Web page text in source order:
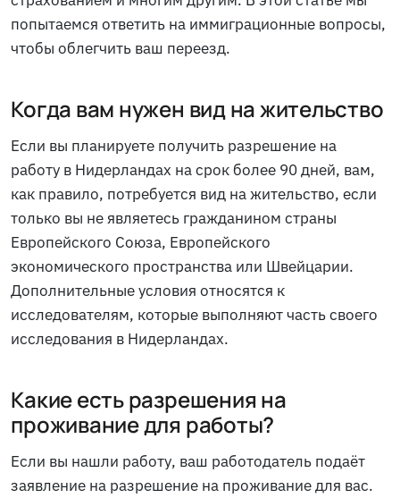
попытаемся ответить на иммиграционные вопросы,
чтобы облегчить ваш переезд.
Когда вам нужен вид на жительство
Если вы планируете получить разрешение на
работу в Нидерландах на срок более 90 дней, вам,
как правило, потребуется вид на жительство, если
только вы не являетесь гражданином страны
Европейского Союза, Европейского
экономического пространства или Швейцарии.
Дополнительные условия относятся к
исследователям, которые выполняют часть своего
исследования в Нидерландах.
Какие есть разрешения на
проживание для работы?
Если вы нашли работу, ваш работодатель подаёт
заявление на разрешение на проживание для вас.